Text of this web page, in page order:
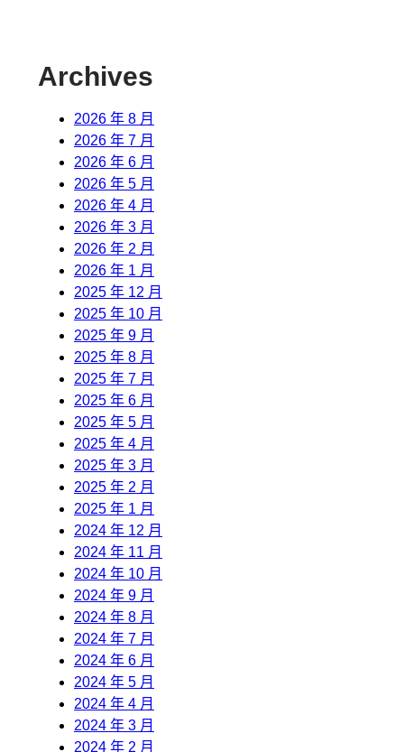
Archives
2026 年 8 月
2026 年 7 月
2026 年 6 月
2026 年 5 月
2026 年 4 月
2026 年 3 月
2026 年 2 月
2026 年 1 月
2025 年 12 月
2025 年 10 月
2025 年 9 月
2025 年 8 月
2025 年 7 月
2025 年 6 月
2025 年 5 月
2025 年 4 月
2025 年 3 月
2025 年 2 月
2025 年 1 月
2024 年 12 月
2024 年 11 月
2024 年 10 月
2024 年 9 月
2024 年 8 月
2024 年 7 月
2024 年 6 月
2024 年 5 月
2024 年 4 月
2024 年 3 月
2024 年 2 月